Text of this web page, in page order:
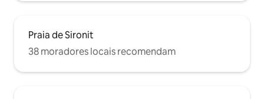
Praia de Sironit
38 moradores locais recomendam